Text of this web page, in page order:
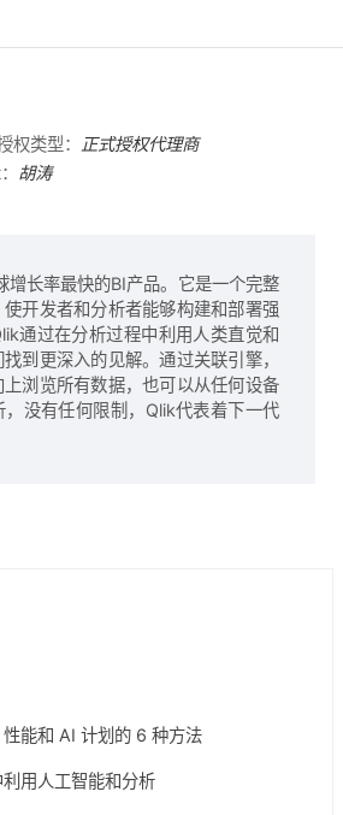
权类型：
正式授权代理商
胡涛
增长率最快的BI产品。它是一个完整
开发者和分析者能够构建和部署强
通过在分析过程中利用人类直觉和
到更深入的见解。通过关联引擎，
浏览所有数据，也可以从任何设备
，没有任何限制，Qlik代表着下一代
能和 AI 计划的 6 种方法
用人工智能和分析